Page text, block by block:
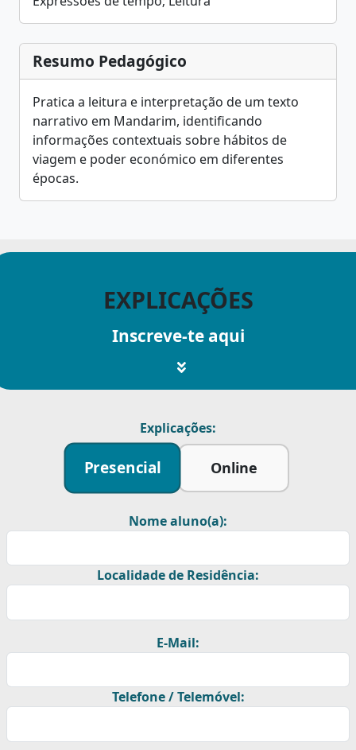
Resumo Pedagógico
Pratica a leitura e interpretação de um texto
narrativo em Mandarim, identificando
informações contextuais sobre hábitos de
viagem e poder económico em diferentes
épocas.
EXPLICAÇÕES
Inscreve-te aqui
Explicações:
Presencial Online
Nome aluno(a):
Localidade de Residência:
E-Mail:
Telefone / Telemóvel: